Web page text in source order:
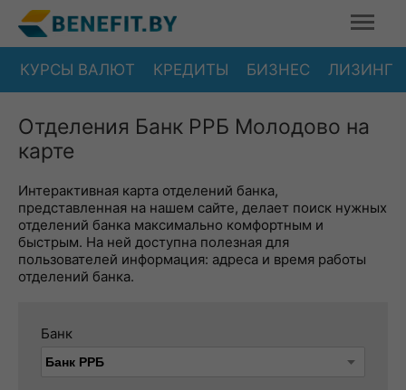
КУРСЫ ВАЛЮТ КРЕДИТЫ БИЗНЕС ЛИЗИНГ
Отделения Банк РРБ Молодово на
карте
Интерактивная карта отделений банка,
представленная на нашем сайте, делает поиск нужных
отделений банка максимально комфортным и
быстрым. На ней доступна полезная для
пользователей информация: адреса и время работы
отделений банка.
Банк